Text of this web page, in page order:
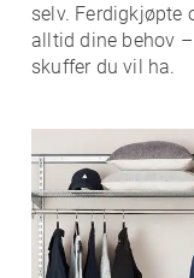
selv. Ferdigkjøpte
alltid dine behov
skuffer du vil ha.